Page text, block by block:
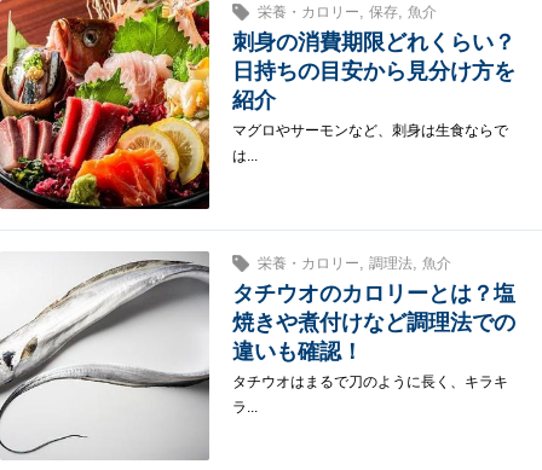
栄養・カロリー 保存, 魚介
刺身の消費期限どれくらい？
日持ちの目安から見分け方を
紹介
マグロやサーモンなど、刺身は生食ならで
は...
栄養・カロリー 調理法, 魚介
タチウオのカロリーとは？塩
焼きや煮付けなど調理法での
違いも確認！
タチウオはまるで刀のように長く、キラキ
ラ...